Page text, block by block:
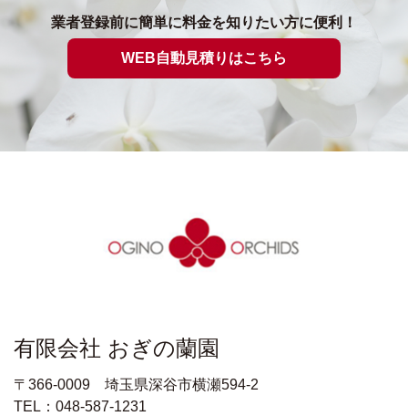
業者登録前に簡単に料金を知りたい方に便利！
WEB自動見積りはこちら
有限会社 おぎの蘭園
〒366-0009 埼玉県深谷市横瀬594-2
TEL：048-587-1231